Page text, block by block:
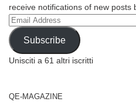
receive notifications of new posts
Email
Address
Subscribe
Unisciti a 61 altri iscritti
QE-MAGAZINE